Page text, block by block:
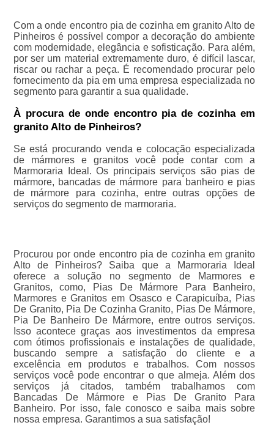
Com a onde encontro pia de cozinha em granito Alto de
Pinheiros é possível compor a decoração do ambiente
com modernidade, elegância e sofisticação. Para além,
por ser um material extremamente duro, é difícil lascar,
riscar ou rachar a peça. É recomendado procurar pelo
fornecimento da pia em uma empresa especializada no
segmento para garantir a sua qualidade.
À procura de onde encontro pia de cozinha em
granito Alto de Pinheiros?
Se está procurando venda e colocação especializada
de mármores e granitos você pode contar com a
Marmoraria Ideal. Os principais serviços são pias de
mármore, bancadas de mármore para banheiro e pias
de mármore para cozinha, entre outras opções de
serviços do segmento de marmoraria.
Procurou por onde encontro pia de cozinha em granito
Alto de Pinheiros? Saiba que a Marmoraria Ideal
oferece a solução no segmento de Marmores e
Granitos, como, Pias De Mármore Para Banheiro,
Marmores e Granitos em Osasco e Carapicuíba, Pias
De Granito, Pia De Cozinha Granito, Pias De Mármore,
Pia De Banheiro De Mármore, entre outros serviços.
Isso acontece graças aos investimentos da empresa
com ótimos profissionais e instalações de qualidade,
buscando sempre a satisfação do cliente e a
excelência em produtos e trabalhos. Com nossos
serviços você pode encontrar o que almeja. Além dos
serviços já citados, também trabalhamos com
Bancadas De Mármore e Pias De Granito Para
Banheiro. Por isso, fale conosco e saiba mais sobre
nossa empresa. Garantimos a sua satisfação!